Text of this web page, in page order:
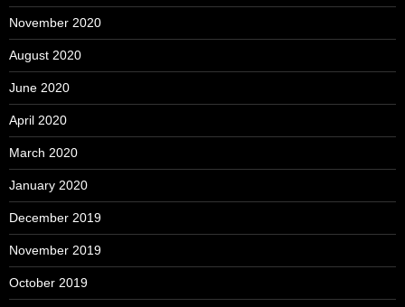
November 2020
August 2020
June 2020
April 2020
March 2020
January 2020
December 2019
November 2019
October 2019